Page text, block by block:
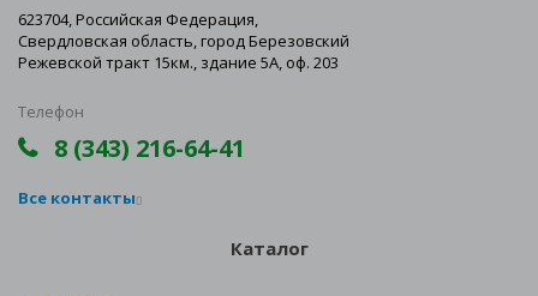
623704, Российская Федерация,
Свердловская область, город Березовский
Режевской тракт 15км., здание 5А, оф. 203
Телефон
8 (343) 216-64-41
Все контакты
Каталог